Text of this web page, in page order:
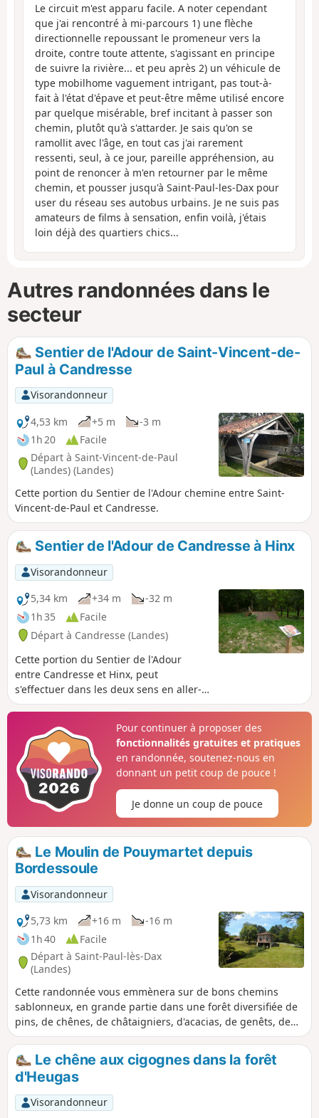
Le circuit m'est apparu facile. A noter cependant
que j'ai rencontré à mi-parcours 1) une flèche
directionnelle repoussant le promeneur vers la
droite, contre toute attente, s'agissant en principe
de suivre la rivière... et peu après 2) un véhicule de
type mobilhome vaguement intrigant, pas tout-à-
fait à l'état d'épave et peut-être même utilisé encore
par quelque misérable, bref incitant à passer son
chemin, plutôt qu'à s'attarder. Je sais qu'on se
ramollit avec l'âge, en tout cas j'ai rarement
ressenti, seul, à ce jour, pareille appréhension, au
point de renoncer à m'en retourner par le même
chemin, et pousser jusqu'à Saint-Paul-les-Dax pour
user du réseau ses autobus urbains. Je ne suis pas
amateurs de films à sensation, enfin voilà, j'étais
loin déjà des quartiers chics...
Autres randonnées dans le
secteur
Sentier de l'Adour de Saint-Vincent-de-
Paul à Candresse
Visorandonneur
4,53 km
+5 m
-3 m
1h 20
Facile
Départ à Saint-Vincent-de-Paul
(Landes) (Landes)
Cette portion du Sentier de l'Adour chemine entre Saint-
Vincent-de-Paul et Candresse.
Sentier de l'Adour de Candresse à Hinx
Visorandonneur
5,34 km
+34 m
-32 m
1h 35
Facile
Départ à Candresse (Landes)
Cette portion du Sentier de l'Adour
entre Candresse et Hinx, peut
s'effectuer dans les deux sens en aller-
retour ou en aller simple. Dans ce cas, il
véhicules.
Pour continuer à proposer des
fonctionnalités gratuites et pratiques
en randonnée, soutenez-nous en
donnant un petit coup de pouce !
Je donne un coup de pouce
Le Moulin de Pouymartet depuis
Bordessoule
Visorandonneur
5,73 km
+16 m
-16 m
1h 40
Facile
Départ à Saint-Paul-lès-Dax
(Landes)
Cette randonnée vous emmènera sur de bons chemins
sablonneux, en grande partie dans une forêt diversifiée de
pins, de chênes, de châtaigniers, d'acacias, de genêts, de
fougères etc... Vous pourrez admirer depuis le Chemin de
Bouhette, le magnifique Moulin de Pouymartet et traverser
le Ruisseau de Cabanes sur un étroit pont de 30 cm (facile).
Le chêne aux cigognes dans la forêt
d'Heugas
Visorandonneur